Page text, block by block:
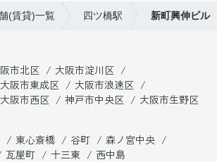
(賃貸)一覧 四ツ橋駅 新町興伸ビル
市北区
大阪市淀川区
大阪市東成区
大阪市浪速区
大阪市西区 神戸市中央区
大阪市生野区
東心斎橋 谷町
森ノ宮中央
瓦屋町 十三東
西中島